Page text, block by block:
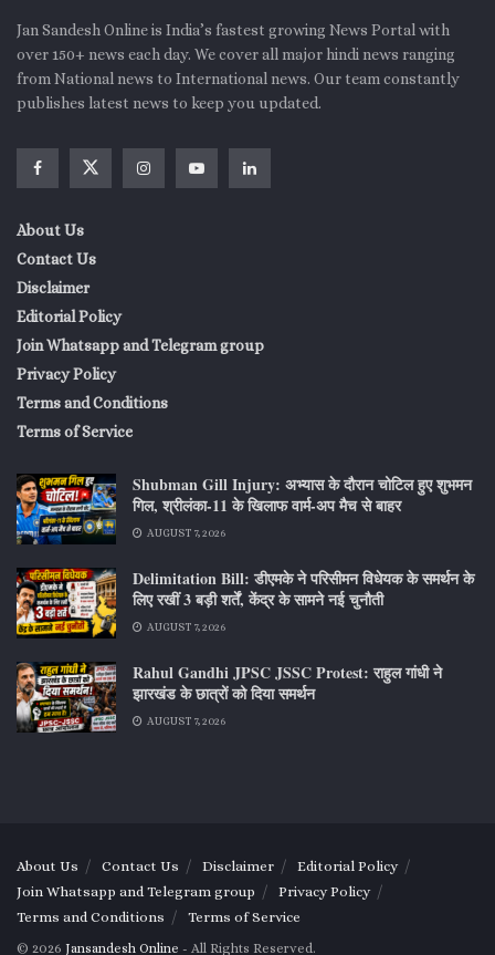
Jan Sandesh Online is India’s fastest growing News Portal with
over 150+ news each day. We cover all major hindi news ranging
from National news to International news. Our team constantly
publishes latest news to keep you updated.
About Us
Contact Us
Disclaimer
Editorial Policy
Join Whatsapp and Telegram group
Privacy Policy
Terms and Conditions
Terms of Service
Shubman Gill Injury: अभ्यास के दौरान चोटिल हुए शुभमन
गिल, श्रीलंका-11 के खिलाफ वार्म-अप मैच से बाहर
AUGUST 7, 2026
Delimitation Bill: डीएमके ने परिसीमन विधेयक के समर्थन के
लिए रखीं 3 बड़ी शर्तें, केंद्र के सामने नई चुनौती
AUGUST 7, 2026
Rahul Gandhi JPSC JSSC Protest: राहुल गांधी ने
झारखंड के छात्रों को दिया समर्थन
AUGUST 7, 2026
About Us Contact Us Disclaimer
Editorial Policy
Join Whatsapp and Telegram group
Privacy Policy
Terms and Conditions
Terms of Service
© 2026 Jansandesh Online - All Rights Reserved.